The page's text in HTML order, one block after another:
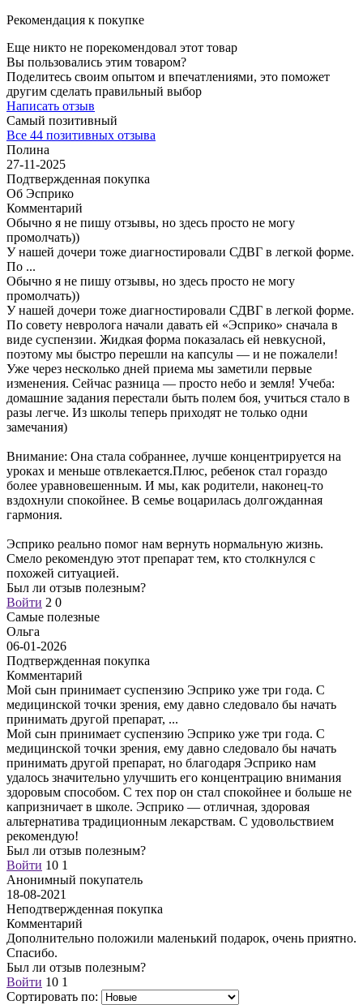
Рекомендация к покупке
Еще никто не порекомендовал этот товар
Вы пользовались этим товаром?
Поделитесь своим опытом и впечатлениями, это поможет
другим сделать правильный выбор
Написать отзыв
Самый позитивный
Все 44 позитивных отзыва
Полина
27-11-2025
Подтвержденная покупка
Об Эсприко
Комментарий
Обычно я не пишу отзывы, но здесь просто не могу
промолчать))
У нашей дочери тоже диагностировали СДВГ в легкой форме.
По ...
Обычно я не пишу отзывы, но здесь просто не могу
промолчать))
У нашей дочери тоже диагностировали СДВГ в легкой форме.
По совету невролога начали давать ей «Эсприко» сначала в
виде суспензии. Жидкая форма показалась ей невкусной,
поэтому мы быстро перешли на капсулы — и не пожалели!
Уже через несколько дней приема мы заметили первые
изменения. Сейчас разница — просто небо и земля! Учеба:
домашние задания перестали быть полем боя, учиться стало в
разы легче. Из школы теперь приходят не только одни
замечания)
Внимание: Она стала собраннее, лучше концентрируется на
уроках и меньше отвлекается.Плюс, ребенок стал гораздо
более уравновешенным. И мы, как родители, наконец-то
вздохнули спокойнее. В семье воцарилась долгожданная
гармония.
Эсприко реально помог нам вернуть нормальную жизнь.
Смело рекомендую этот препарат тем, кто столкнулся с
похожей ситуацией.
Был ли отзыв полезным?
Войти 2 0
Самые полезные
Ольга
06-01-2026
Подтвержденная покупка
Комментарий
Мой сын принимает суспензию Эсприко уже три года. С
медицинской точки зрения, ему давно следовало бы начать
принимать другой препарат, ...
Мой сын принимает суспензию Эсприко уже три года. С
медицинской точки зрения, ему давно следовало бы начать
принимать другой препарат, но благодаря Эсприко нам
удалось значительно улучшить его концентрацию внимания
здоровым способом. С тех пор он стал спокойнее и больше не
капризничает в школе. Эсприко — отличная, здоровая
альтернатива традиционным лекарствам. С удовольствием
рекомендую!
Был ли отзыв полезным?
Войти 10 1
Анонимный покупатель
18-08-2021
Неподтвержденная покупка
Комментарий
Дополнительно положили маленький подарок, очень приятно.
Спасибо.
Был ли отзыв полезным?
Войти 10 1
Сортировать по: